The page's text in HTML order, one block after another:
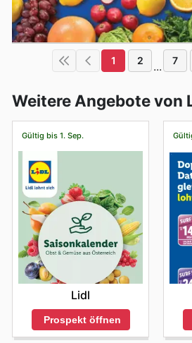
1 2 ... 7
Weitere Angebote von
Gültig bis 1. Sep.
Lidl
Prospekt öffnen